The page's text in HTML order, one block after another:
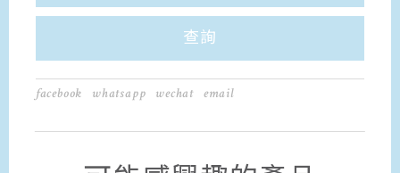
查詢
facebook whatsapp wechat email